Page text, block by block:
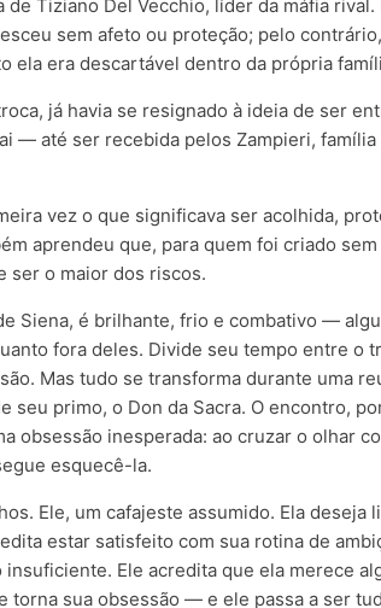
Tiziano Del Vecchio, líder da máfia rival.
sem afeto ou proteção; pelo
ela era descartável dentro da própria
já havia se resignado à ideia de ser
— até ser recebida pelos Zampieri, família
vez o que significava ser acolhida,
aprendeu que, para quem foi criado sem
ser o maior dos riscos.
Siena, é brilhante, frio e combativo —
fora deles. Divide seu tempo entre o
Mas tudo se transforma durante uma
seu primo, o Don da Sacra. O encontro,
obsessão inesperada: ao cruzar o olhar
esquecê-la.
Ele, um cafajeste assumido. Ela deseja
estar satisfeito com sua rotina de
Ele acredita que ela merece
torna sua obsessão — e ele passa a ser